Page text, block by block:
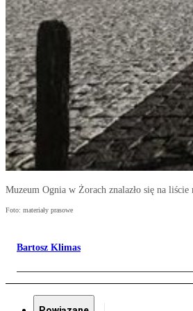
Muzeum Ognia w Żorach znalazło się na
Foto: materiały prasowe
Bartosz Klimas